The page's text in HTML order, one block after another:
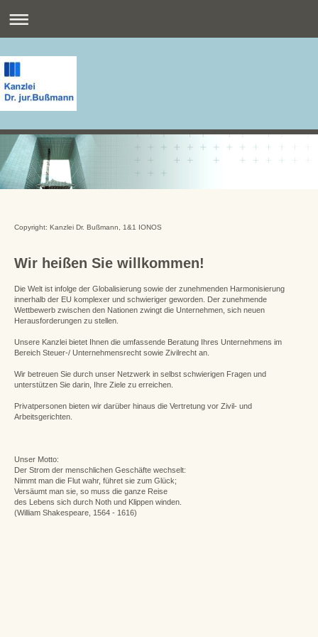
Copyright: Kanzlei Dr. Bußmann, 1&1 IONOS
Wir heißen Sie willkommen!
Die Welt ist infolge der Globalisierung sowie der zunehmenden Harmonisierung
innerhalb der EU komplexer und schwieriger geworden. Der zunehmende
Wettbewerb zwischen den Nationen zwingt die Unternehmen, sich neuen
Herausforderungen zu stellen.
Unsere Kanzlei bietet Ihnen die umfassende Beratung Ihres Unternehmens im
Bereich Steuer-/ Unternehmensrecht sowie Zivilrecht an.
Wir betreuen Sie durch unser Netzwerk in selbst schwierigen Fragen und
unterstützen Sie darin, Ihre Ziele zu erreichen.
Privatpersonen bieten wir darüber hinaus die Vertretung vor Zivil- und
Arbeitsgerichten.
Unser Motto:
Der Strom der menschlichen Geschäfte wechselt:
Nimmt man die Flut wahr, führet sie zum Glück;
Versäumt man sie, so muss die ganze Reise
des Lebens sich durch Noth und Klippen winden.
(William Shakespeare, 1564 - 1616)